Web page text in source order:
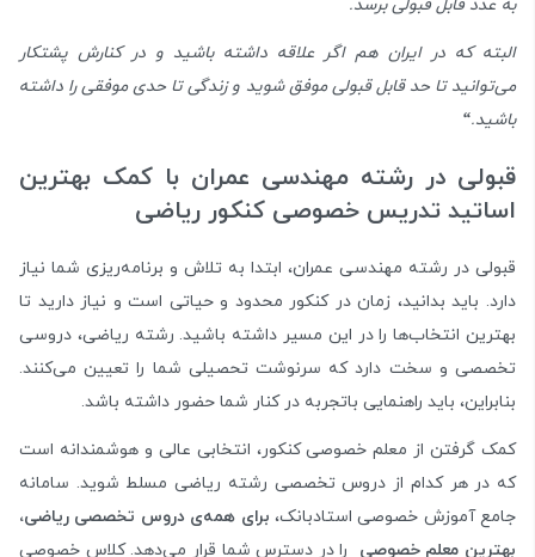
به عدد قابل قبولی برسد.
البته که در ایران هم اگر علاقه داشته باشید و در کنارش پشتکار
می‌توانید تا حد قابل قبولی موفق شوید و زندگی تا حدی موفقی را داشته
باشید.“
قبولی در رشته مهندسی عمران با کمک بهترین
اساتید تدریس خصوصی کنکور ریاضی
قبولی در رشته مهندسی عمران، ابتدا به تلاش و برنامه‌ریزی شما نیاز
دارد. باید بدانید، زمان در کنکور محدود و حیاتی است و نیاز دارید تا
بهترین انتخاب‌ها را در این مسیر داشته باشید. رشته ریاضی، دروسی
تخصصی و سخت دارد که سرنوشت تحصیلی شما را تعیین می‌کنند.
بنابراین، باید راهنمایی باتجربه در کنار شما حضور داشته باشد.
کمک گرفتن از معلم خصوصی کنکور، انتخابی عالی و هوشمندانه است
که در هر کدام از دروس تخصصی رشته ریاضی مسلط شوید. سامانه
جامع آموزش خصوصی استادبانک، برای همه‌ی دروس تخصصی ریاضی،
بهترین معلم خصوصی
را در دسترس شما قرار می‌دهد. کلاس‌ خصوصی